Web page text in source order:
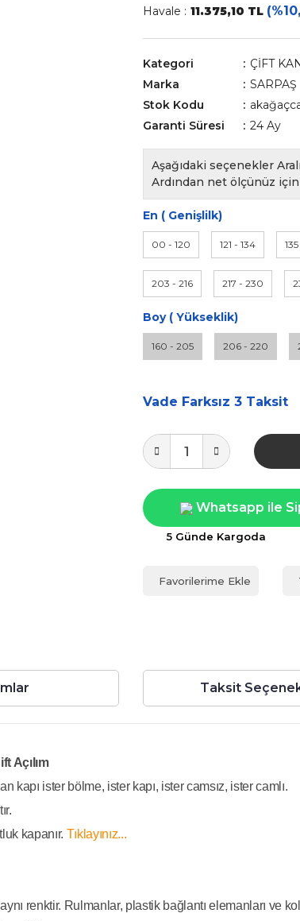
Havale : 11.375,10 TL
Kategori
ÇİFT
Marka
SARPAŞ
Stok Kodu
Garanti Süresi
24 Ay
Aşağıdaki seçenekler
Ardından net ölçünüz için
En ( Genişlilk)
00 - 120 121 - 134
203 - 216 217 - 230
Boy ( Yükseklik)
160 - 205 206 - 220
Vade Farksız 3 Taksit
Whatsapp ile
5 Günde Kargoda
Taksit
Açılım
kapı ister bölme, ister kapı, ister camsız, ister camlı.
kapanır. Tıklayınız...
renktir. Rulmanlar, plastik bağlantı elemanları ve kol